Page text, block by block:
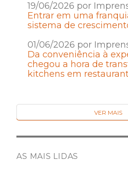
19/06/2026 por
Entrar em uma
sistema de
01/06/2026 por
Da conveniência à
chegou a hora de
kitchens em
VER MAIS
AS MAIS LIDAS